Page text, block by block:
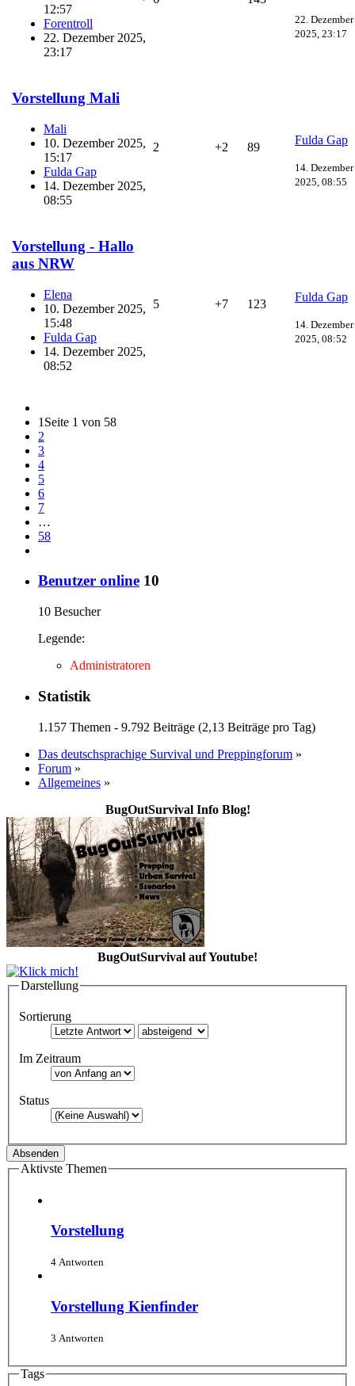
12:57
Forentroll
22. Dezember 2025,
23:17
22. Dezember
2025, 23:17
Vorstellung Mali
Mali
10. Dezember 2025,
15:17
Fulda Gap
14. Dezember 2025,
08:55
2 +2 89
Fulda Gap
14. Dezember
2025, 08:55
Vorstellung - Hallo
aus NRW
Elena
10. Dezember 2025,
15:48
Fulda Gap
14. Dezember 2025,
08:52
5 +7 123
Fulda Gap
14. Dezember
2025, 08:52
1 Seite 1 von 58
2
3
4
5
6
7
…
58
Benutzer online 10
10 Besucher
Legende:
Administratoren
Statistik
1.157 Themen - 9.792 Beiträge (2,13 Beiträge pro Tag)
Das deutschsprachige Survival und Preppingforum »
Forum »
Allgemeines »
BugOutSurvival Info Blog!
BugOutSurvival auf Youtube!
Darstellung
Sortierung
Im Zeitraum
Status
Aktivste Themen
Vorstellung
4 Antworten
Vorstellung Kienfinder
3 Antworten
Tags